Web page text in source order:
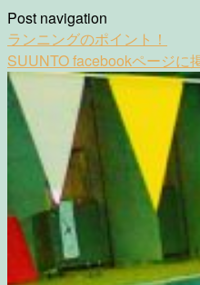
Post navigation
ランニングのポイント！
SUUNTO facebookページに